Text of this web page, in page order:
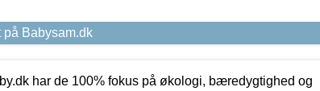
på Babysam.dk
har de 100% fokus på økologi, bæredygtighed og